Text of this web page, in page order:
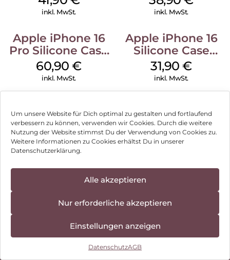
Um unsere Website für Dich optimal zu gestalten und fortlaufend
verbessern zu können, verwenden wir Cookies. Durch die weitere
Nutzung der Website stimmst Du der Verwendung von Cookies zu.
Weitere Informationen zu Cookies erhältst Du in unserer
Datenschutzerklärung.
Alle akzeptieren
Nur erforderliche akzeptieren
Einstellungen anzeigen
DatenschutzAGB
Gray
inkl. MwSt. inkl. MwSt.
Apple iPhone 16
Pro Silicone Case
MagSafe Stone
Gray
60,90€
inkl. MwSt.
Apple iPhone 16
Silicone Case
MagSafe Fuchsia
31,90€
inkl. MwSt.
Silicone Case
MagSafe Black
54,90€
inkl. MwSt.
Clear Case
MagSafe
Transparent
54,90€
inkl. MwSt.
Apple 60W USB-C
Ladekabel 1 m
24,90€
Apple MagSafe
Duo Ladegerät
148,90
Können wir Dir behilflich sein?